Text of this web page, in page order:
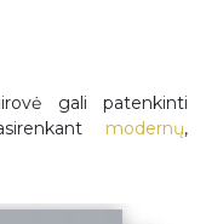
gali patenkinti
modernų,